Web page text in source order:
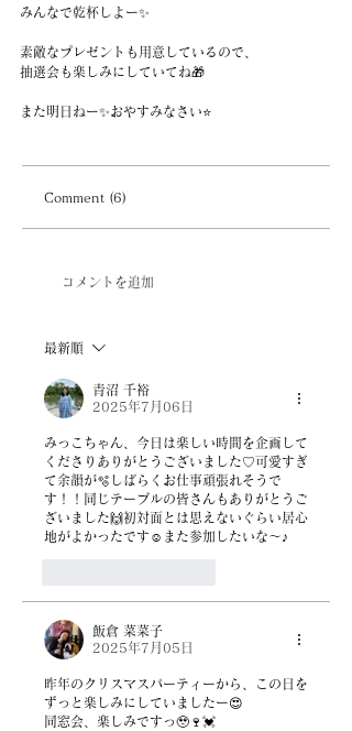
みんなで乾杯しよー✨
素敵なプレゼントも用意しているので、
抽選会も楽しみにしていてね🎁
また明日ねー✨おやすみなさい⭐
Comment (6)
コメントを追加
最新順
青沼 千裕
2025年7月06日
みっこちゃん、今日は楽しい時間を企画して
くださりありがとうございました♡可愛すぎ
て余韻が🫧しばらくお仕事頑張れそうで
す！！同じテーブルの皆さんもありがとうご
ざいました🙌初対面とは思えないぐらい居心
地がよかったです☺️また参加したいな〜♪
飯倉 菜菜子
2025年7月05日
昨年のクリスマスパーティーから、この日を
ずっと楽しみにしていましたー😍
同窓会、楽しみですっ🥹🍷💓